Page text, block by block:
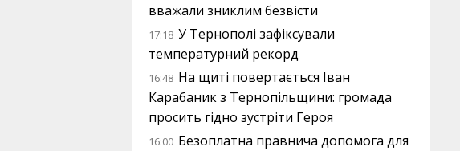
вважали зниклим безвісти
17:18 У Тернополі зафіксували
температурний рекорд
16:48 На щиті повертається Іван
Карабаник з Тернопільщини: громада
просить гідно зустріти Героя
16:00 Безоплатна правнича допомога для